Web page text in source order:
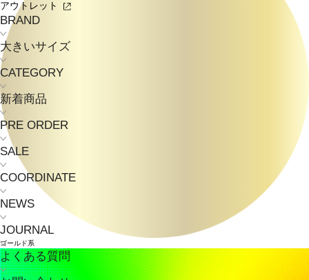
アウトレット
BRAND
大きいサイズ
CATEGORY
新着商品
PRE ORDER
SALE
COORDINATE
NEWS
JOURNAL
よくある質問
ゴールド系